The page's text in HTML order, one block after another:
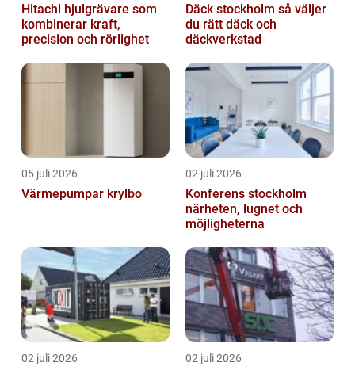
Hitachi hjulgrävare som
kombinerar kraft,
precision och rörlighet
Däck stockholm så väljer
du rätt däck och
däckverkstad
05 juli 2026
Värmepumpar krylbo
02 juli 2026
Konferens stockholm
närheten, lugnet och
möjligheterna
02 juli 2026 02 juli 2026